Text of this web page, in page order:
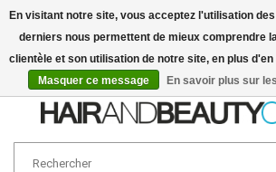
En visitant notre site, vous acceptez l'utilisation
derniers nous permettent de mieux comprendre
clientèle et son utilisation de notre site, en plus
Masquer ce message
En savoir plus sur